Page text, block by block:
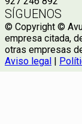
SÍGUENOS
© Copyright ©
empresa citada,
otras empresas
Aviso legal |